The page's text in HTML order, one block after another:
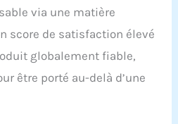
via une matière
score de satisfaction élevé
globalement fiable,
être porté au-delà d’une